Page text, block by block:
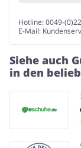
Hotline: 0049-
E-Mail:
Siehe auch
in den